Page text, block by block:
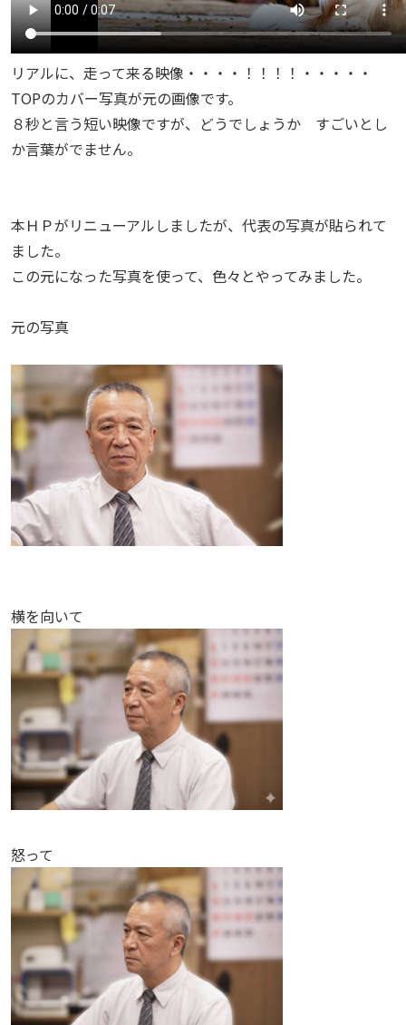
リアルに、走って来る映像・・・・！！！！・・・・・
TOPのカバー写真が元の画像です。
８秒と言う短い映像ですが、どうでしょうか すごいとし
か言葉がでません。
本ＨＰがリニューアルしましたが、代表の写真が貼られて
ました。
この元になった写真を使って、色々とやってみました。
元の写真
横を向いて
怒って